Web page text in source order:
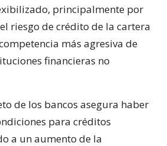
principalmente por
riesgo de crédito de la cartera
más agresiva de
financieras no
de los bancos asegura haber
para créditos
a un aumento de la